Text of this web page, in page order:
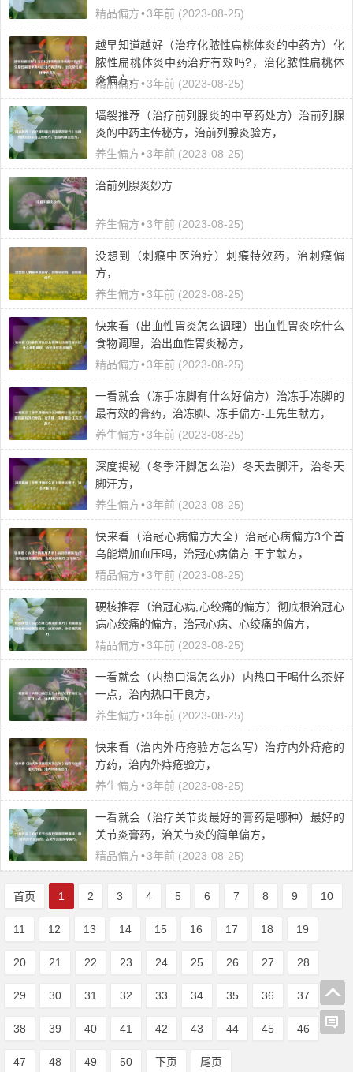
精品偏方•3年前 (2023-08-25)
越早知道越好（治疗化脓性扁桃体炎的中药方）化
脓性扁桃体炎中药治疗有效吗?，治化脓性扁桃体
炎偏方，
精品偏方•3年前 (2023-08-25)
墙裂推荐（治疗前列腺炎的中草药处方）治前列腺
炎的中药主传秘方，治前列腺炎验方，
养生偏方•3年前 (2023-08-25)
治前列腺炎妙方
养生偏方•3年前 (2023-08-25)
没想到（刺瘊中医治疗）刺瘊特效药，治刺瘊偏
方，
养生偏方•3年前 (2023-08-25)
快来看（出血性胃炎怎么调理）出血性胃炎吃什么
食物调理，治出血性胃炎秘方，
精品偏方•3年前 (2023-08-25)
一看就会（冻手冻脚有什么好偏方）治冻手冻脚的
最有效的膏药，治冻脚、冻手偏方-王先生献方，
养生偏方•3年前 (2023-08-25)
深度揭秘（冬季汗脚怎么治）冬天去脚汗，治冬天
脚汗方，
养生偏方•3年前 (2023-08-25)
快来看（治冠心病偏方大全）治冠心病偏方3个首
乌能增加血压吗，治冠心病偏方-王宇献方，
精品偏方•3年前 (2023-08-25)
硬核推荐（治冠心病,心绞痛的偏方）彻底根治冠心
病心绞痛的偏方，治冠心病、心绞痛的偏方，
精品偏方•3年前 (2023-08-25)
一看就会（内热口渴怎么办）内热口干喝什么茶好
一点，治内热口干良方，
养生偏方•3年前 (2023-08-25)
快来看（治内外痔疮验方怎么写）治疗内外痔疮的
方药，治内外痔疮验方，
养生偏方•3年前 (2023-08-25)
一看就会（治疗关节炎最好的膏药是哪种）最好的
关节炎膏药，治关节炎的简单偏方，
精品偏方•3年前 (2023-08-25)
首页 1 2 3 4 5 6 7 8 9 10
11 12 13 14 15 16 17 18 19
20 21 22 23 24 25 26 27 28
29 30 31 32 33 34 35 36 37
38 39 40 41 42 43 44 45 46
47 48 49 50 下页 尾页